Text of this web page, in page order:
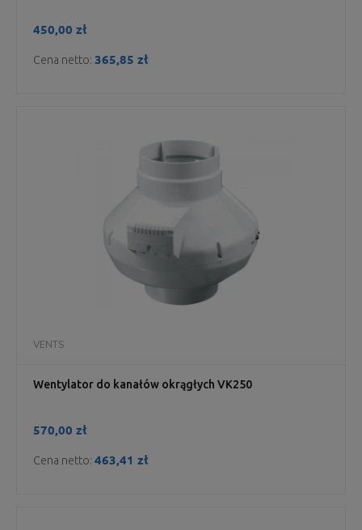
450,00 zł
Cena netto: 365,85 zł
Wentylator do kanałów okrągłych VK250
VENTS
570,00 zł
Cena netto: 463,41 zł